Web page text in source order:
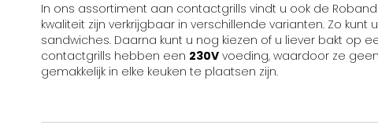
In ons assortiment aan contactgrills vindt u ook de
kwaliteit zijn verkrijgbaar in verschillende varianten. Zo
sandwiches. Daarna kunt u nog kiezen of u liever bakt op
contactgrills hebben een 230V voeding, waardoor ze
gemakkelijk in elke keuken te plaatsen zijn.